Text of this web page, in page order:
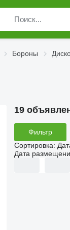
Бороны
19
Фильтр
Сортировка:
Дата